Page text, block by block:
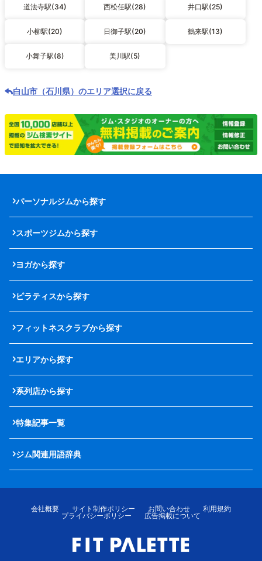
道法寺駅(34) 西松任駅(28) 井口駅(25)
小柳駅(20) 日御子駅(20) 鶴来駅(13)
小舞子駅(8) 美川駅(5)
白山市（石川県）のエリア選択に戻る
パーソナルジムから探す
スポーツジムから探す
ヨガから探す
ピラティスから探す
フィットネスクラブから探す
エリアから探す
系列店から探す
特集記事一覧
ジム関連用語辞典
会社概要 サイト制作ポリシー お問い合わせ
利用規約
プライバシーポリシー
広告掲載について